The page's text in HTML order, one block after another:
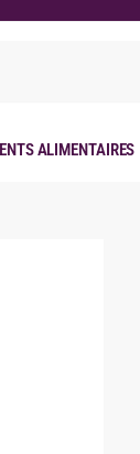
Alimentaires